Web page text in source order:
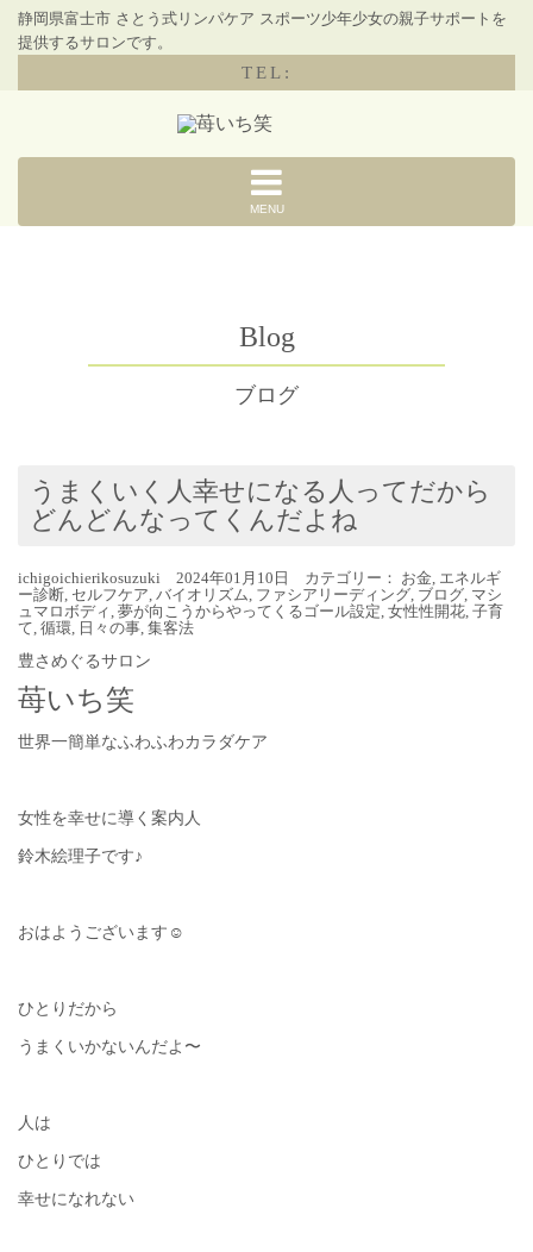
静岡県富士市 さとう式リンパケア スポーツ少年少女の親子サポートを
提供するサロンです。
TEL:
MENU
Blog
ブログ
うまくいく人幸せになる人ってだから
どんどんなってくんだよね
ichigoichierikosuzuki 2024年01月10日 カテゴリー： お金, エネルギ
ー診断, セルフケア, バイオリズム, ファシアリーディング, ブログ, マシ
ュマロボディ , 夢が向こうからやってくるゴール設定, 女性性開花, 子育
て, 循環, 日々の事, 集客法
豊さめぐるサロン
苺いち笑
世界一簡単なふわふわカラダケア
女性を幸せに導く案内人
鈴木絵理子です♪
おはようございます☺︎
ひとりだから
うまくいかないんだよ〜
人は
ひとりでは
幸せになれない